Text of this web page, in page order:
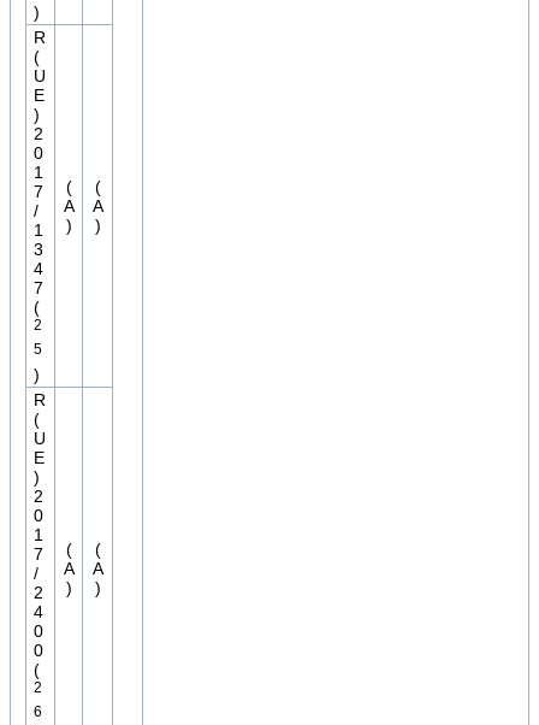
)
R
(
U
E
)
2
0
1
7
/
1
3
4
7
(
2
5
)
(
A
)
(
A
)
R
(
U
E
)
2
0
1
7
/
2
4
0
0
(
2
6
(
A
)
(
A
)